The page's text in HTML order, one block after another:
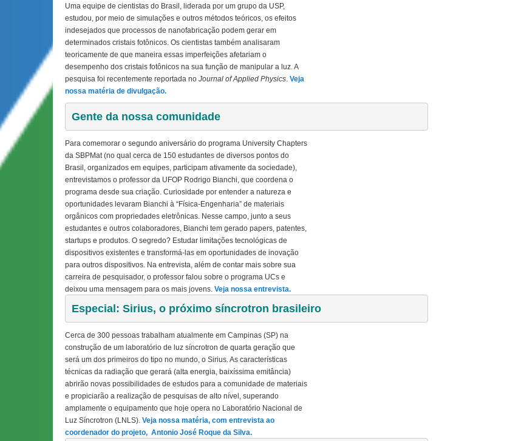
Uma equipe de cientistas do Brasil, liderada por um grupo da USP,
estudou, por meio de simulações e outros métodos teóricos, os efeitos
indesejados que processos de nanofabricação podem gerar em
determinados cristais fotônicos. Os cientistas também analisaram
teoricamente de que maneira essas imperfeições afetariam o
desempenho dos cristais fotônicos na sua função de manipular a luz. A
pesquisa foi recentemente reportada no Journal of Applied Physics. Veja
nossa matéria de divulgação.
Gente da nossa comunidade
Para comemorar o segundo aniversário do programa University Chapters
da SBPMat (no qual cerca de 150 estudantes de diversos pontos do
Brasil, organizados em equipes, participam ativamente da sociedade),
entrevistamos o professor da UFOP Rodrigo Bianchi, que coordena o
programa desde sua criação. Curiosidade por entender a natureza e
oportunidades levaram Bianchi à “Física-Engenharia” de materiais
orgânicos com propriedades eletrônicas. Nesse campo, junto a seus
estudantes e outros colaboradores, Bianchi tem gerado papers, patentes,
startups e produtos. O segredo? Estudar limitações tecnológicas de
dispositivos existentes e transformá-las em oportunidades de inovação
para outros dispositivos. Na entrevista, além de contar mais sobre sua
carreira de pesquisador, o professor falou sobre o programa UCs e
deixou uma mensagem para os mais jovens. Veja nossa entrevista.
Especial: Sirius, o próximo síncrotron brasileiro
Cerca de 300 pessoas trabalham atualmente em Campinas (SP) na
construção de um laboratório de luz síncrotron de quarta geração que
será um dos primeiros do tipo no mundo, o Sirius. As características
técnicas da radiação que gerará (alta energia, baixíssima emitância)
abrirão novas possibilidades de estudos para a comunidade de materiais
e propiciarão a realização de pesquisas de alto nível, superando
amplamente o equipamento que hoje opera no Laboratório Nacional de
Luz Síncrotron (LNLS). Veja nossa matéria, com entrevista ao
coordenador do projeto, Antonio José Roque da Silva.